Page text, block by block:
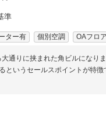
準
ター有 個別空調 OAフロア
通りに挟まれた角ビルになり
いうセールスポイントが特